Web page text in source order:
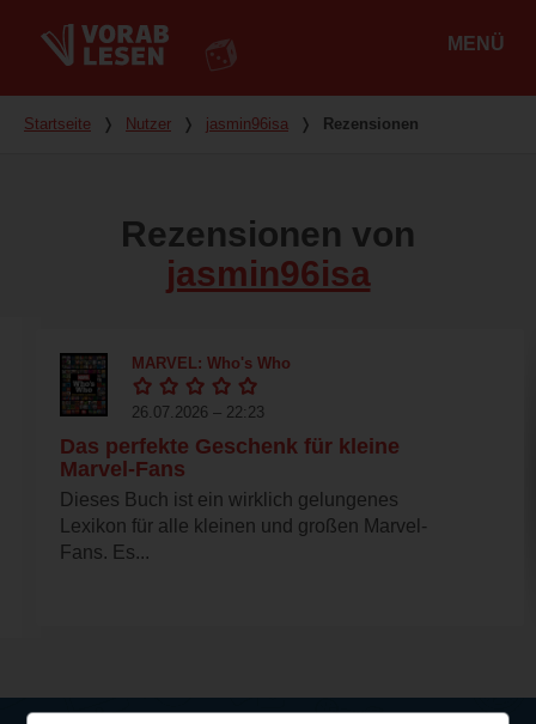
MENÜ
Du bist hier
Startseite ❭ Nutzer ❭ jasmin96isa ❭ Rezensionen
Rezensionen von
jasmin96isa
MARVEL: Who's Who
26.07.2026 – 22:23
Das perfekte Geschenk für kleine
Marvel-Fans
Dieses Buch ist ein wirklich gelungenes
Lexikon für alle kleinen und großen Marvel-
Fans. Es...